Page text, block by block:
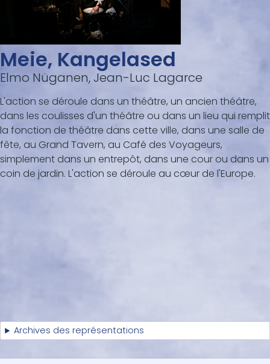
Meie, Kangelased
Elmo Nüganen, Jean-Luc Lagarce
L'action se déroule dans un théâtre, un ancien théâtre,
dans les coulisses d'un théâtre ou dans un lieu qui remplit
la fonction de théâtre dans cette ville, dans une salle de
fête, au Grand Tavern, au Café des Voyageurs,
simplement dans un entrepôt, dans une cour ou dans un
coin de jardin. L'action se déroule au cœur de l'Europe.
Archives des représentations